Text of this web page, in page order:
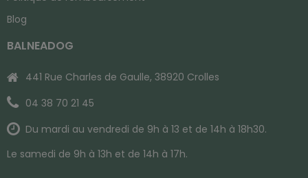
Blog
BALNEADOG
441 Rue Charles de Gaulle, 38920 Crolles
04 38 70 21 45
Du mardi au vendredi de 9h à 13 et de 14h à 18h30.
Le samedi de 9h à 13h et de 14h à 17h.